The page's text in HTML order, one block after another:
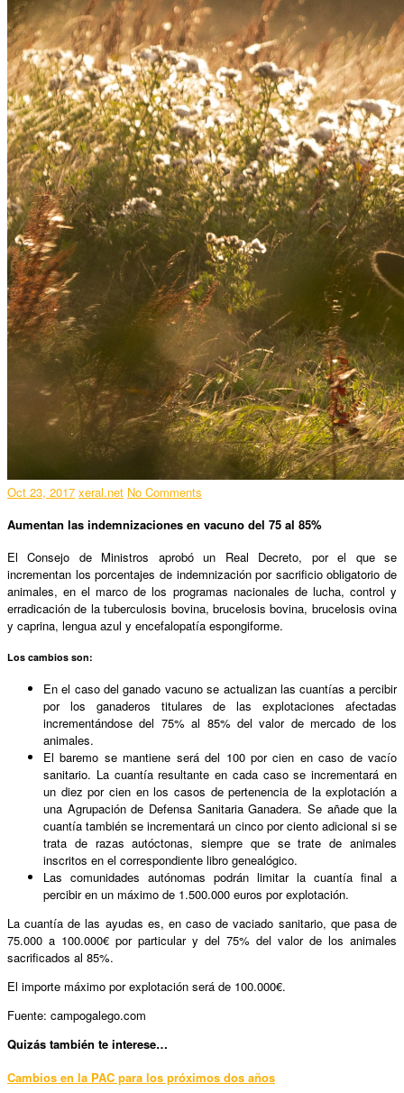
Oct 23, 2017 xeral.net No Comments
Aumentan las indemnizaciones en vacuno del 75 al 85%
El Consejo de Ministros aprobó un Real Decreto, por el que se
incrementan los porcentajes de indemnización por sacrificio obligatorio de
animales, en el marco de los programas nacionales de lucha, control y
erradicación de la tuberculosis bovina, brucelosis bovina, brucelosis ovina
y caprina, lengua azul y encefalopatía espongiforme.
Los cambios son:
En el caso del ganado vacuno se actualizan las cuantías a percibir
por los ganaderos titulares de las explotaciones afectadas
incrementándose del 75% al 85% del valor de mercado de los
animales.
El baremo se mantiene será del 100 por cien en caso de vacío
sanitario. La cuantía resultante en cada caso se incrementará en
un diez por cien en los casos de pertenencia de la explotación a
una Agrupación de Defensa Sanitaria Ganadera. Se añade que la
cuantía también se incrementará un cinco por ciento adicional si se
trata de razas autóctonas, siempre que se trate de animales
inscritos en el correspondiente libro genealógico.
Las comunidades autónomas podrán limitar la cuantía final a
percibir en un máximo de 1.500.000 euros por explotación.
La cuantía de las ayudas es, en caso de vaciado sanitario, que pasa de
75.000 a 100.000€ por particular y del 75% del valor de los animales
sacrificados al 85%.
El importe máximo por explotación será de 100.000€.
Fuente: campogalego.com
Quizás también te interese…
Cambios en la PAC para los próximos dos años